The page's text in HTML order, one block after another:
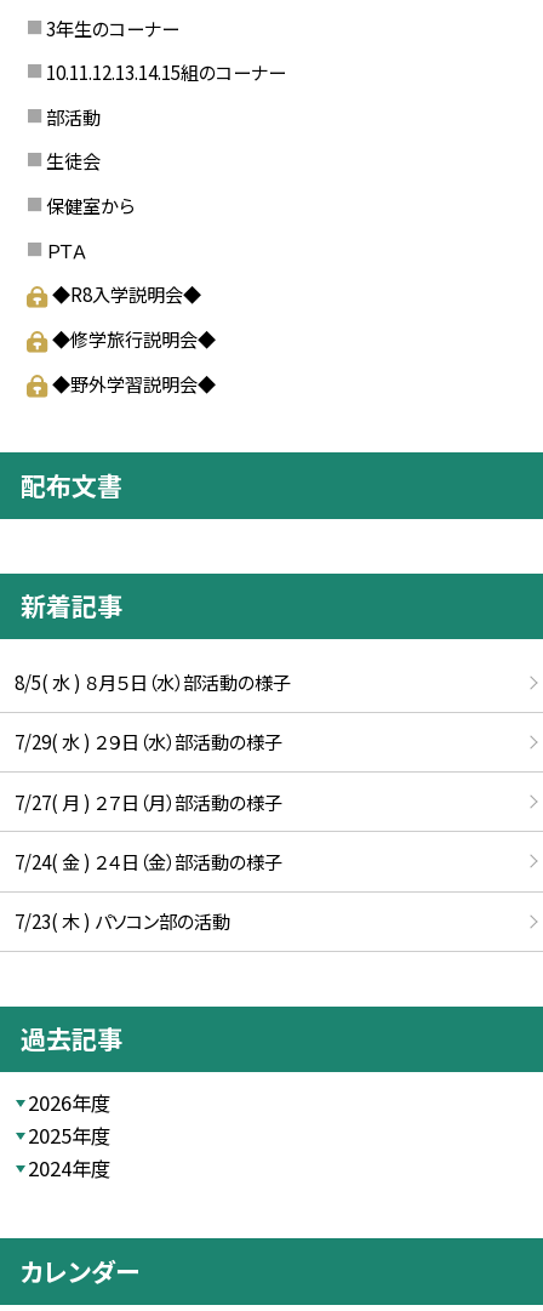
3年生のコーナー
10.11.12.13.14.15組のコーナー
部活動
生徒会
保健室から
ＰＴＡ
◆R8入学説明会◆
◆修学旅行説明会◆
◆野外学習説明会◆
配布文書
新着記事
8/5( 水 ) ８月５日（水）部活動の様子
7/29( 水 ) ２９日（水）部活動の様子
7/27( 月 ) ２７日（月）部活動の様子
7/24( 金 ) ２４日（金）部活動の様子
7/23( 木 ) パソコン部の活動
過去記事
2026年度
2025年度
2024年度
カレンダー